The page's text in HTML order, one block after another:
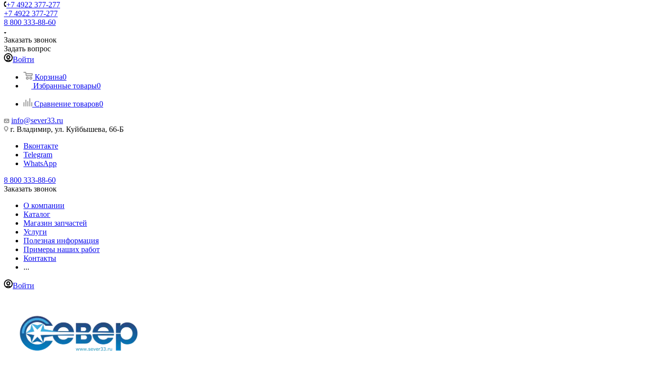
+7 4922 377-277
+7 4922 377-277
8 800 333-88-60
Заказать звонок
Задать вопрос
Войти
Корзина0
Избранные товары0
Сравнение товаров0
info@sever33.ru
г. Владимир, ул. Куйбышева, 66-Б
Вконтакте
Telegram
WhatsApp
8 800 333-88-60
Заказать звонок
О компании
Каталог
Магазин запчастей
Услуги
Полезная информация
Примеры наших работ
Контакты
...
Войти